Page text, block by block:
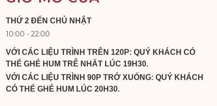
THỨ 2 ĐẾN CHỦ NHẬT
10:00 - 22:00
VỚI CÁC LIỆU TRÌNH TRÊN 120P: QUÝ KHÁCH CÓ
THỂ GHÉ HUM TRỄ NHẤT LÚC 19H30.
VỚI CÁC LIỆU TRÌNH 90P TRỞ XUỐNG: QUÝ KHÁCH
CÓ THỂ GHÉ HUM LÚC 20H30.